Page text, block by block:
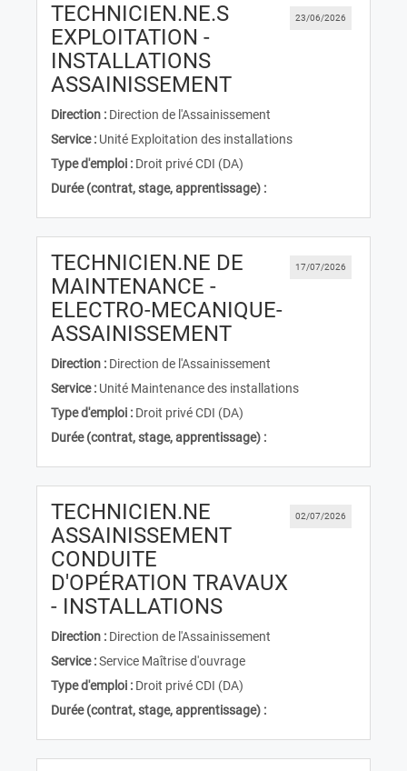
23/06/2026
TECHNICIEN.NE.S
EXPLOITATION -
INSTALLATIONS
ASSAINISSEMENT(Nouvelle fenêtre)
Direction : Direction de l'Assainissement
Service : Unité Exploitation des installations
Type d'emploi : Droit privé CDI (DA)
Durée (contrat, stage, apprentissage) :
17/07/2026
TECHNICIEN.NE DE
MAINTENANCE -
ELECTRO-MECANIQUE-
ASSAINISSEMENT(Nouvelle fenêtre)
Direction : Direction de l'Assainissement
Service : Unité Maintenance des installations
Type d'emploi : Droit privé CDI (DA)
Durée (contrat, stage, apprentissage) :
02/07/2026
TECHNICIEN.NE
ASSAINISSEMENT
CONDUITE
D'OPÉRATION TRAVAUX
- INSTALLATIONS(Nouvelle fenêtre)
Direction : Direction de l'Assainissement
Service :Service Maîtrise d'ouvrage
Type d'emploi : Droit privé CDI (DA)
Durée (contrat, stage, apprentissage) :